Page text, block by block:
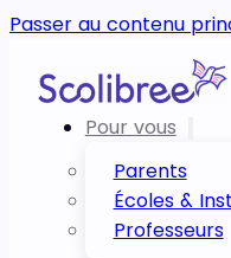
Passer au contenu
Pour vous
Parents
Écoles &
Professeurs